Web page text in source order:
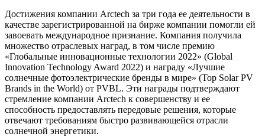
Достижения компании Arctech за три года ее деятельности в
качестве зарегистрированной на бирже компании помогли ей
завоевать международное признание. Компания получила
множество отраслевых наград, в том числе премию
«Глобальные инновационные технологии 2022» (Global
Innovation Technology Award 2022) и награду «Лучшие
солнечные фотоэлектрические бренды в мире» (Top Solar PV
Brands in the World) от PVBL. Эти награды подтверждают
стремление компании Arctech к совершенству и ее
способность предоставлять передовые решения, которые
отвечают требованиям быстро развивающейся отрасли
солнечной энергетики.